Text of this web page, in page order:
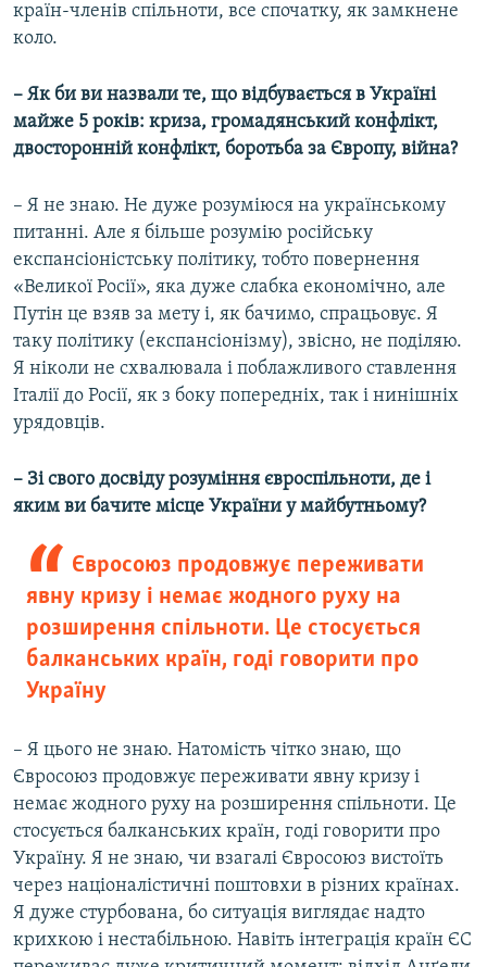
країн-членів спільноти, все спочатку, як замкнене
коло.
– Як би ви назвали те, що відбувається в Україні
майже 5 років: криза, громадянський конфлікт,
двосторонній конфлікт, боротьба за Європу, війна?
– Я не знаю. Не дуже розуміюся на українському
питанні. Але я більше розумію російську
експансіоністську політику, тобто повернення
«Великої Росії», яка дуже слабка економічно, але
Путін це взяв за мету і, як бачимо, спрацьовує. Я
таку політику (експансіонізму), звісно, не поділяю.
Я ніколи не схвалювала і поблажливого ставлення
Італії до Росії, як з боку попередніх, так і нинішніх
урядовців.
– Зі свого досвіду розуміння євроспільноти, де і
яким ви бачите місце України у майбутньому?
Євросоюз продовжує переживати
явну кризу і немає жодного руху на
розширення спільноти. Це стосується
балканських країн, годі говорити про
Україну
– Я цього не знаю. Натомість чітко знаю, що
Євросоюз продовжує переживати явну кризу і
немає жодного руху на розширення спільноти. Це
стосується балканських країн, годі говорити про
Україну. Я не знаю, чи взагалі Євросоюз вистоїть
через націоналістичні поштовхи в різних країнах.
Я дуже стурбована, бо ситуація виглядає надто
крихкою і нестабільною. Навіть інтеграція країн ЄС